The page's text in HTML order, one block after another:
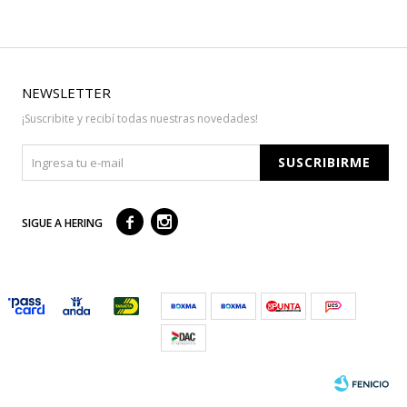
NEWSLETTER
¡Suscribite y recibí todas nuestras novedades!
SUSCRIBIRME
SIGUE A HERING  